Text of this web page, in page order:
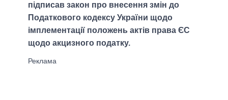
підписав закон про внесення змін до
Податкового кодексу України щодо
імплементації положень актів права ЄС
щодо акцизного податку.